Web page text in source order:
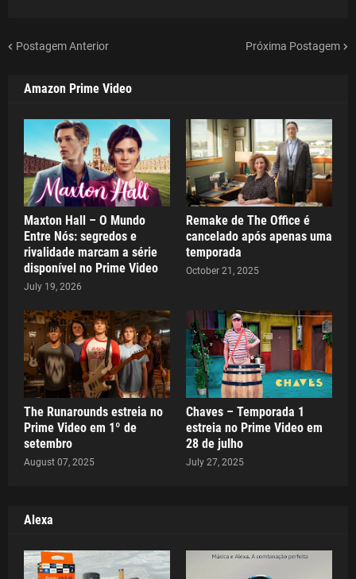
Postagem Anterior Próxima Postagem
Amazon Prime Video
Maxton Hall – O Mundo
Entre Nós: segredos e
rivalidade marcam a série
disponível no Prime Video
July 19, 2026
Remake de The Office é
cancelado após apenas uma
temporada
October 21, 2025
The Runarounds estreia no
Prime Video em 1º de
setembro
August 07, 2025
Chaves – Temporada 1
estreia no Prime Video em
28 de julho
July 27, 2025
Alexa